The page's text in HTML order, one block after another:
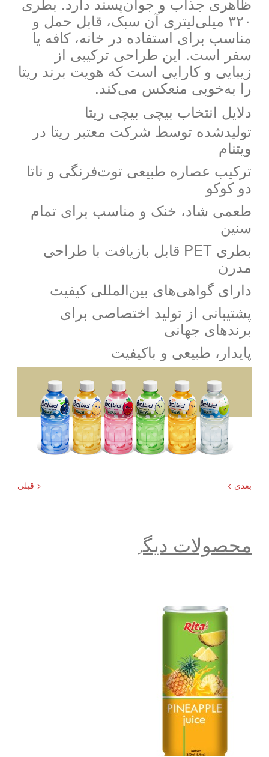
۳۲۰ میلی‌لیتری آن سبک، قابل حمل و
مناسب برای استفاده در خانه، کافه یا
سفر است. این طراحی ترکیبی از
زیبایی و کارایی است که هویت برند ریتا
را به‌خوبی منعکس می‌کند.
دلایل انتخاب بیچی بیچی ریتا
تولیدشده توسط شرکت معتبر ریتا در
ویتنام
ترکیب عصاره طبیعی توت‌فرنگی و ناتا
دو کوکو
طعمی شاد، خنک و مناسب برای تمام
سنین
بطری PET قابل بازیافت با طراحی
مدرن
دارای گواهی‌های بین‌المللی کیفیت
پشتیبانی از تولید اختصاصی برای
برندهای جهانی
پایدار، طبیعی و باکیفیت
< قبلی بعدی >
محصولات دیگر